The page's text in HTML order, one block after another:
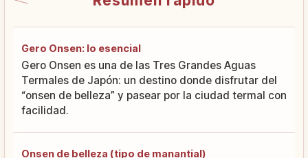
Gero Onsen: lo esencial
Gero Onsen es una de las Tres Grandes Aguas
Termales de Japón: un destino donde disfrutar del
“onsen de belleza” y pasear por la ciudad termal con
facilidad.
Onsen de belleza (tipo de manantial)